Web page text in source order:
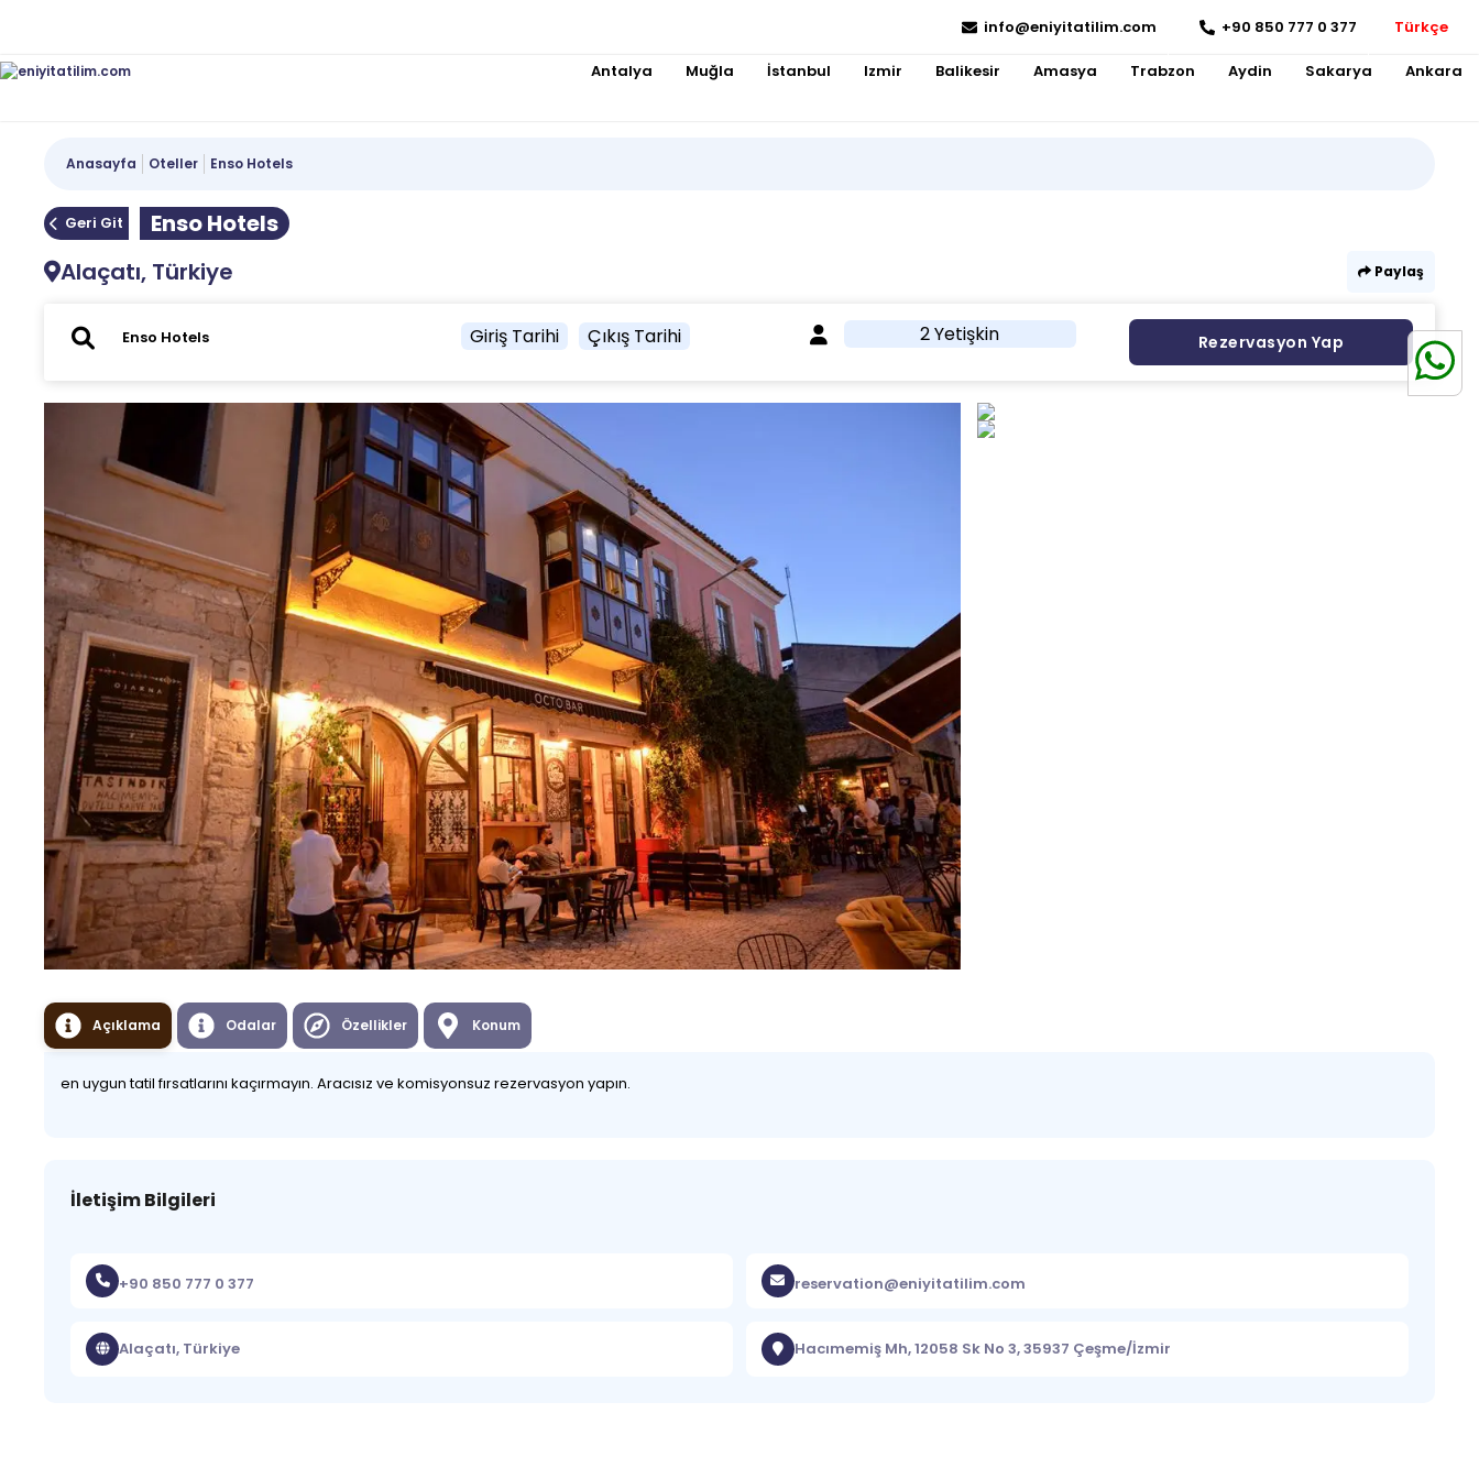
info@eniyitatilim.com +90 850 777 0 377 Türkçe
Antalya Muğla İstanbul Izmir Balikesir Amasya Trabzon Aydin Sakarya Ankara
Anasayfa Oteller Enso Hotels
Geri Git
Enso Hotels
Alaçatı, Türkiye
Paylaş
Giriş Tarihi Çıkış Tarihi 2 Yetişkin Rezervasyon Yap
Açıklama Odalar Özellikler Konum
en uygun tatil fırsatlarını kaçırmayın. Aracısız ve komisyonsuz rezervasyon yapın.
İletişim Bilgileri
+90 850 777 0 377 reservation@eniyitatilim.com
Alaçatı, Türkiye Hacımemiş Mh, 12058 Sk No 3, 35937 Çeşme/İzmir